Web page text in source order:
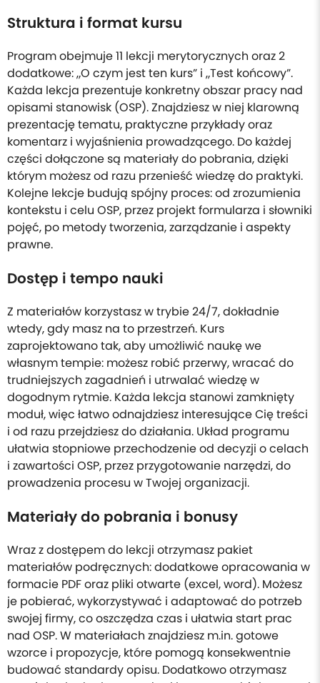
Struktura i format kursu
Program obejmuje 11 lekcji merytorycznych oraz 2
dodatkowe: „O czym jest ten kurs” i „Test końcowy”.
Każda lekcja prezentuje konkretny obszar pracy nad
opisami stanowisk (OSP). Znajdziesz w niej klarowną
prezentację tematu, praktyczne przykłady oraz
komentarz i wyjaśnienia prowadzącego. Do każdej
części dołączone są materiały do pobrania, dzięki
którym możesz od razu przenieść wiedzę do praktyki.
Kolejne lekcje budują spójny proces: od zrozumienia
kontekstu i celu OSP, przez projekt formularza i słowniki
pojęć, po metody tworzenia, zarządzanie i aspekty
prawne.
Dostęp i tempo nauki
Z materiałów korzystasz w trybie 24/7, dokładnie
wtedy, gdy masz na to przestrzeń. Kurs
zaprojektowano tak, aby umożliwić naukę we
własnym tempie: możesz robić przerwy, wracać do
trudniejszych zagadnień i utrwalać wiedzę w
dogodnym rytmie. Każda lekcja stanowi zamknięty
moduł, więc łatwo odnajdziesz interesujące Cię treści
i od razu przejdziesz do działania. Układ programu
ułatwia stopniowe przechodzenie od decyzji o celach
i zawartości OSP, przez przygotowanie narzędzi, do
prowadzenia procesu w Twojej organizacji.
Materiały do pobrania i bonusy
Wraz z dostępem do lekcji otrzymasz pakiet
materiałów podręcznych: dodatkowe opracowania w
formacie PDF oraz pliki otwarte (excel, word). Możesz
je pobierać, wykorzystywać i adaptować do potrzeb
swojej firmy, co oszczędza czas i ułatwia start prac
nad OSP. W materiałach znajdziesz m.in. gotowe
wzorce i propozycje, które pomogą konsekwentnie
budować standardy opisu. Dodatkowo otrzymasz